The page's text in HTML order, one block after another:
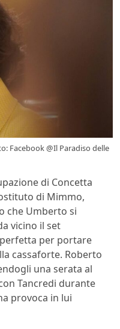
Facebook @Il Paradiso delle
di Concetta
di Mimmo,
che Umberto si
vicino il set
per portare
cassaforte. Roberto
una serata al
Tancredi durante
provoca in lui